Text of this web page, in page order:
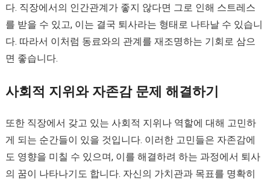
다. 직장에서의 인간관계가 좋지 않다면 그로 인해 스트레스
를 받을 수 있고, 이는 결국 퇴사라는 형태로 나타날 수 있습니
다. 따라서 이처럼 동료와의 관계를 재조명하는 기회로 삼으
면 좋습니다.
사회적 지위와 자존감 문제 해결하기
또한 직장에서 갖고 있는 사회적 지위나 역할에 대해 고민하
게 되는 순간들이 있을 것입니다. 이러한 고민들은 자존감에
도 영향을 미칠 수 있으며, 이를 해결하려 하는 과정에서 퇴사
의 꿈이 나타나기도 합니다. 자신의 가치관과 목표를 명확히